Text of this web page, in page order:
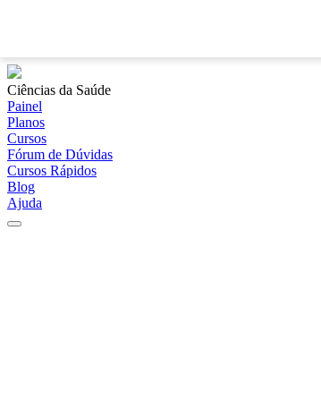
Ciências da Saúde
Painel
Planos
Cursos
Fórum de Dúvidas
Cursos Rápidos
Blog
Ajuda